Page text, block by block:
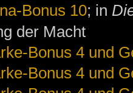
Bonus 10; in
der Macht
Bonus 4 und
Bonus 4 und